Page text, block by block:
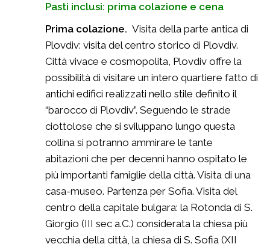
Pasti inclusi: prima colazione e cena
Prima colazione. Visita della parte antica di
Plovdiv: visita del centro storico di Plovdiv.
Città vivace e cosmopolita, Plovdiv offre la
possibilità di visitare un intero quartiere fatto di
antichi edifici realizzati nello stile definito il
“barocco di Plovdiv”. Seguendo le strade
ciottolose che si sviluppano lungo questa
collina si potranno ammirare le tante
abitazioni che per decenni hanno ospitato le
più importanti famiglie della città. Visita di una
casa-museo. Partenza per Sofia. Visita del
centro della capitale bulgara: la Rotonda di S.
Giorgio (III sec a.C.) considerata la chiesa più
vecchia della città, la chiesa di S. Sofia (XII